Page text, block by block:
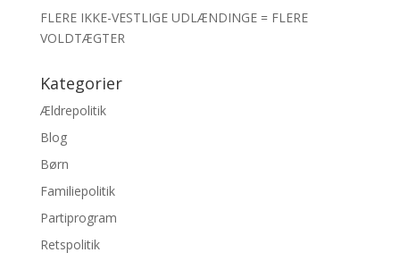
FLERE IKKE-VESTLIGE UDLÆNDINGE = FLERE
VOLDTÆGTER
Kategorier
Ældrepolitik
Blog
Børn
Familiepolitik
Partiprogram
Retspolitik